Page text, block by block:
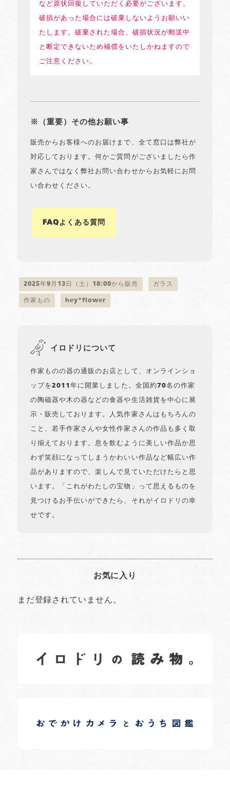
など原状回復していただく必要がございます。
破損があった場合には破棄しないようお願いい
たします。破棄された場合、破損状況が郵送中
と断定できないため補償をいたしかねますので
ご注意ください。
※（重要）その他お願い事
販売からお客様へのお届けまで、全て窓口は弊社が
対応しております。何かご質問がございましたら作
家さんではなく弊社お問い合わせからお気軽にお問
い合わせください。
FAQよくある質問
2025年9月13日（土）18:00から販売 ガラス
作家もの hey*flower
イロドリについて
作家ものの器の通販のお店として、オンラインショ
ップを2011年に開業しました。全国約70名の作家
の陶磁器や木の器などの食器や生活雑貨を中心に展
示・販売しております。人気作家さんはもちろんの
こと、若手作家さんや女性作家さんの作品も多く取
り揃えております。息を飲むように美しい作品か思
わず笑顔になってしまうかわいい作品など幅広い作
品がありますので、楽しんで見ていただけたらと思
います。「これがわたしの宝物」って思えるものを
見つけるお手伝いができたら、それがイロドリの幸
せです。
お気に入り
まだ登録されていません。
日常の様子など随時更新中です。
日常の様子など随時更新中です。